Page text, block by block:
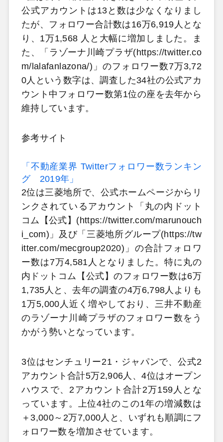
公式アカウントは13と数は少なくなりまし
たが、フォロワー合計数は16万6,919人とな
り、1万1,568 人と大幅に増加しました。ま
た、「ラゾーナ川崎プラザ(https://twitter.co
m/lalafanlazona/)」のフォロワー数7万3,72
0人という数字は、調査した34社の公式アカ
ウント中フォロワー数第1位の座を去年から
維持しています。
参考サイト
「不動産業界 Twitterフォロワー数ランキン
グ 2019年」
2位は三菱地所で、公式ホームページからリ
ンクされているアカウント「丸の内ドット
コム【公式】(https://twitter.com/marunouch
i_com)」及び「三菱地所グループ(https://tw
itter.com/mecgroup2020)」の合計フォロワ
ー数は7万4,581人となりました。特に丸の
内ドットコム【公式】のフォロワー数は6万
1,735人と、去年の調査の4万6,798人よりも
1万5,000人近く増やしており、三井不動産
のラゾーナ川崎プラザのフォロワー数をう
かがう勢いとなっています。
3位はセンチュリー21・ジャパンで、公式2
アカウント合計5万2,906人、4位はオープン
ハウスで、2アカウント合計2万159人とな
っています。上位4社のこの1年の増減数は
＋3,000～2万7,000人と、いずれも順調にフ
ォロワー数を増加させています。